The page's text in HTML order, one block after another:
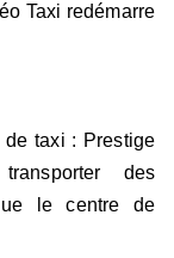
Taxi redémarre
de taxi : Prestige
des
le centre de